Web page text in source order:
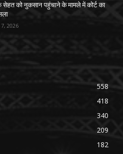
सेहत को नुकसान पहुंचाने के मामले में कोर्ट का
2026
558
418
340
209
182